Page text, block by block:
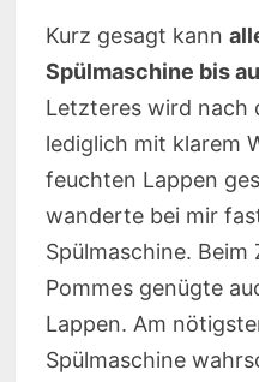
Kurz gesagt kann
Spülmaschine bis
Letzteres wird nach
lediglich mit klarem
feuchten Lappen
wanderte bei mir
Spülmaschine. Beim
Pommes genügte
Lappen. Am
Spülmaschine